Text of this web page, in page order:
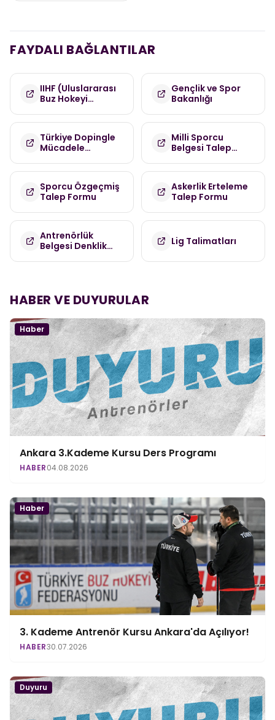
FAYDALI BAĞLANTILAR
IIHF (Uluslararası
Buz Hokeyi
Gençlik ve Spor
Bakanlığı
Türkiye Dopingle
Mücadele
(TDMK)
Milli Sporcu
Belgesi Talep
Sporcu Özgeçmiş
Talep Formu
Askerlik Erteleme
Talep Formu
Antrenörlük
Belgesi Denklik
Lig Talimatları
HABER VE DUYURULAR
Haber
Ankara 3.Kademe Kursu Ders Programı
HABER04.08.2026
Haber
3. Kademe Antrenör Kursu Ankara'da Açılıyor!
HABER30.07.2026
Duyuru